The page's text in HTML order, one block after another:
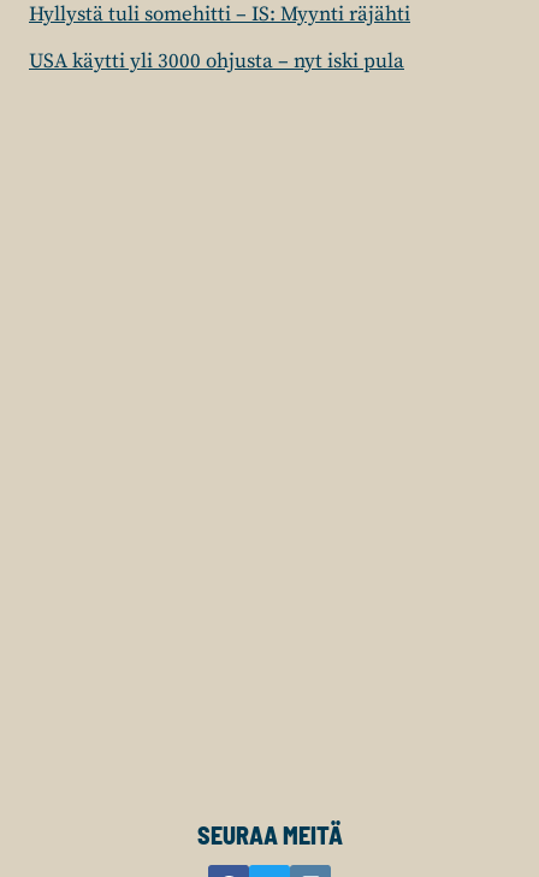
Hyllystä tuli somehitti – IS: Myynti räjähti
USA käytti yli 3000 ohjusta – nyt iski pula
SEURAA MEITÄ